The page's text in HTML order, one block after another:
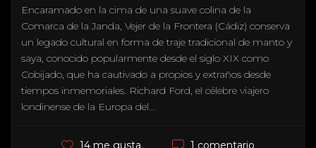
Encaramado en la cima de una suave colina de la
Comarca de la Janda, Vejer de la Frontera (Cádiz) conserva
un legado cultural en forma de traje tradicional de manto y
saya, conocido popularmente desde el siglo XIX como
Cobijado, que ha cautivado a propios y extraños desde
tiempos inmemoriales. Richard Ford, el célebre viajero
londinense de la Europa del...
14 me gusta 1 comentario